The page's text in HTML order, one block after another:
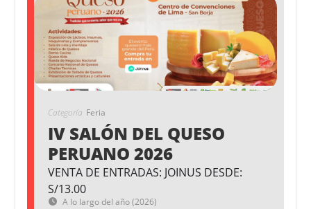
Categoría Feria
IV SALÓN DEL QUESO
PERUANO 2026
VENTA DE ENTRADAS: JOINUS DESDE:
S/13.00
A lo largo del año (2026)